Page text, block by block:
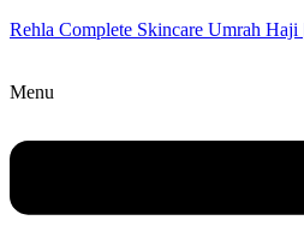
Rehla Complete Skincare Umrah Haji
Menu